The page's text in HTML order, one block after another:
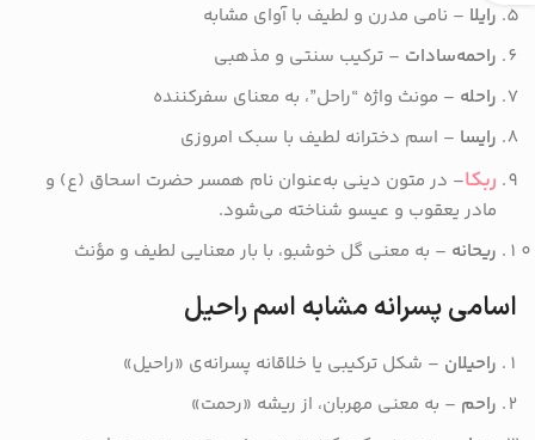
رایلا – نامی مدرن و لطیف با آوای مشابه
راحمه‌سادات – ترکیب سنتی و مذهبی
راحله – مونث واژه “راحل”، به معنای سفرکننده
رایسا – اسم دخترانه لطیف با سبک امروزی
ربکا– در متون دینی به‌عنوان نام همسر حضرت اسحاق (ع) و
مادر یعقوب و عیسو شناخته می‌شود.
ریحانه – به معنی گل خوشبو، با بار معنایی لطیف و مؤنث
اسامی پسرانه مشابه اسم راحیل
راحیلان – شکل ترکیبی یا خلاقانه پسرانه‌ی «راحیل»
راحم – به معنی مهربان، از ریشه «رحمت»